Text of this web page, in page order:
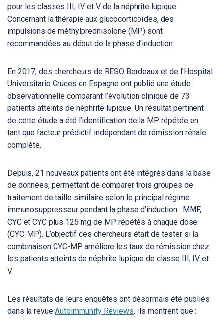
pour les classes III, IV et V de la néphrite lupique.
Concernant la thérapie aux glucocorticoïdes, des
impulsions de méthylprednisolone (MP) sont
recommandées au début de la phase d’induction.
En 2017, des chercheurs de RESO Bordeaux et de l’Hospital
Universitario Cruces en Espagne ont publié une étude
observationnelle comparant l’évolution clinique de 73
patients atteints de néphrite lupique. Un résultat pertinent
de cette étude a été l’identification de la MP répétée en
tant que facteur prédictif indépendant de rémission rénale
complète.
Depuis, 21 nouveaux patients ont été intégrés dans la base
de données, permettant de comparer trois groupes de
traitement de taille similaire selon le principal régime
immunosuppresseur pendant la phase d’induction : MMF,
CYC et CYC plus 125 mg de MP répétés à chaque dose
(CYC-MP). L’objectif des chercheurs était de tester si la
combinaison CYC-MP améliore les taux de rémission chez
les patients atteints de néphrite lupique de classe III, IV et
V.
Les résultats de leurs enquêtes ont désormais été publiés
dans la revue Autoimmunity Reviews. Ils montrent que :